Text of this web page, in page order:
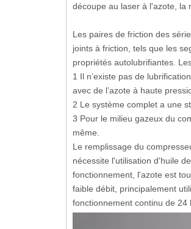
découpe au laser à l'azote, la
Les paires de friction des
joints à friction, tels que les
propriétés autolubrifiantes.
1 Il n’existe pas de
avec de l’azote à haute
2 Le système complet a une
3 Pour le milieu gazeux du
même.
Le remplissage du
nécessite l'utilisation d'huile
fonctionnement, l'azote est
faible débit, principalement
fonctionnement continu de